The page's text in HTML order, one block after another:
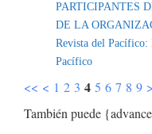
PARTICIPANTES
DE LA
Revista del
Pacífico
<< < 1 2 3 4 5 6 7 8 9 >
También puede